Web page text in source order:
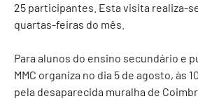
25 participantes. Esta visita realiza-
quartas-feiras do mês.
Para alunos do ensino secundário e
MMC organiza no dia 5 de agosto, às
pela desaparecida muralha de